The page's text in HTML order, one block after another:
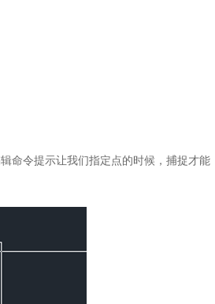
命令提示让我们指定点的时候，捕捉才能